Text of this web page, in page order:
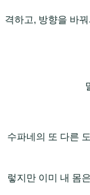
격하고, 방향을 바
수파네의 또 다른
렇지만 이미 내 몸